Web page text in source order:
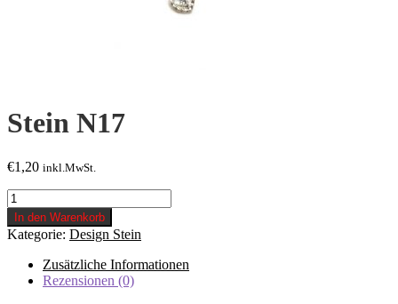
Stein N17
€1,20 inkl.MwSt.
Stein
N17
Menge
In den Warenkorb
Kategorie: Design Stein
Zusätzliche Informationen
Rezensionen (0)